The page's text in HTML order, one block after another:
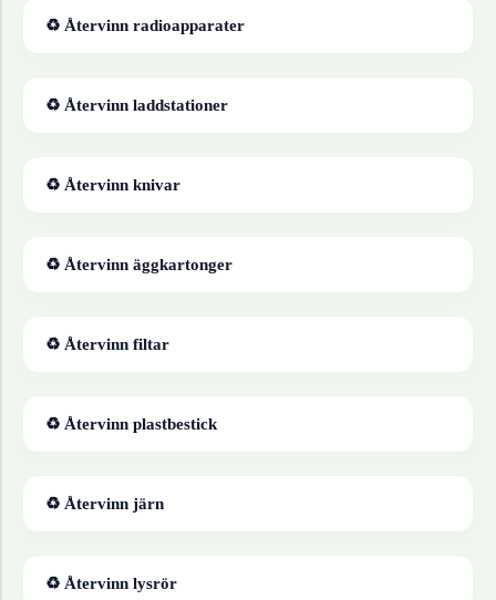
♻ Återvinn radioapparater
♻ Återvinn laddstationer
♻ Återvinn knivar
♻ Återvinn äggkartonger
♻ Återvinn filtar
♻ Återvinn plastbestick
♻ Återvinn järn
♻ Återvinn lysrör